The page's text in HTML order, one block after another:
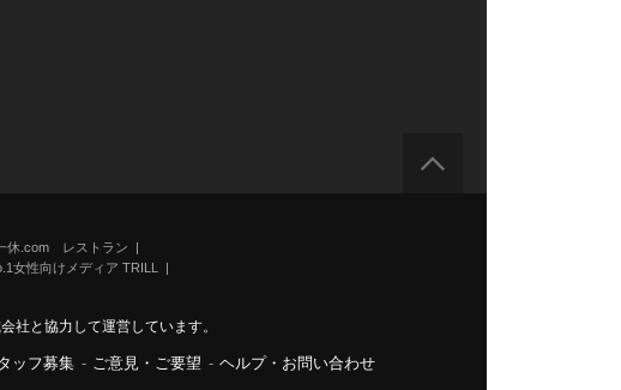
休.com レストラン
女性向けメディア TRILL
社と協力して運営しています。
ッフ募集 - ご意見・ご要望 - ヘルプ・お問い合わせ